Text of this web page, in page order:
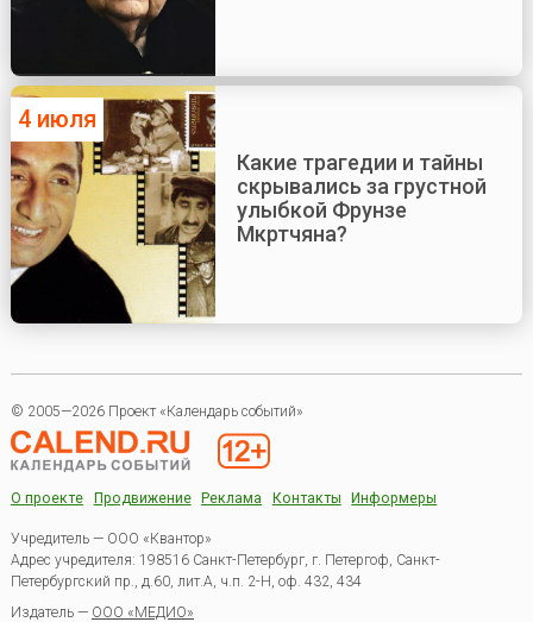
4 июля
Какие трагедии и тайны
скрывались за грустной
улыбкой Фрунзе
Мкртчяна?
© 2005—2026 Проект «Календарь событий»
О проекте Продвижение Реклама Контакты Информеры
Учредитель — ООО «Квантор»
Адрес учредителя: 198516 Санкт-Петербург, г. Петергоф, Санкт-
Петербургский пр., д.60, лит.А, ч.п. 2-Н, оф. 432, 434
Издатель — ООО «МЕДИО»